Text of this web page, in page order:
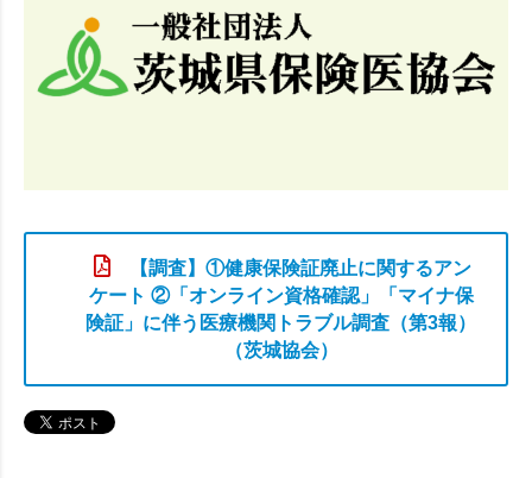
【調査】①健康保険証廃止に関するアン
ケート ②「オンライン資格確認」「マイナ保
険証」に伴う医療機関トラブル調査（第3報）
（茨城協会）